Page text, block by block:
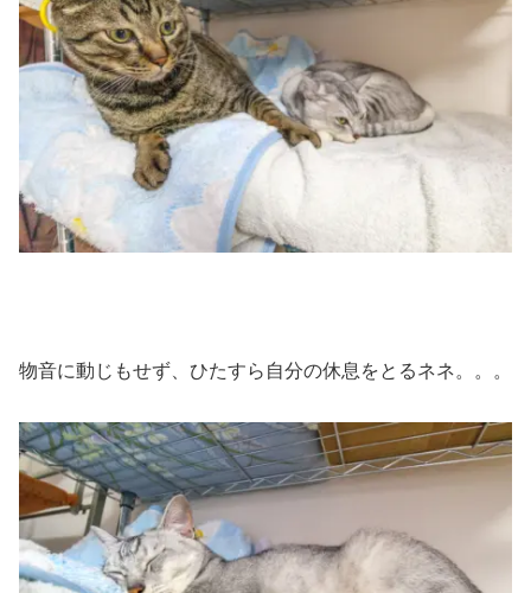
物音に動じもせず、ひたすら自分の休息をとるネネ。。。